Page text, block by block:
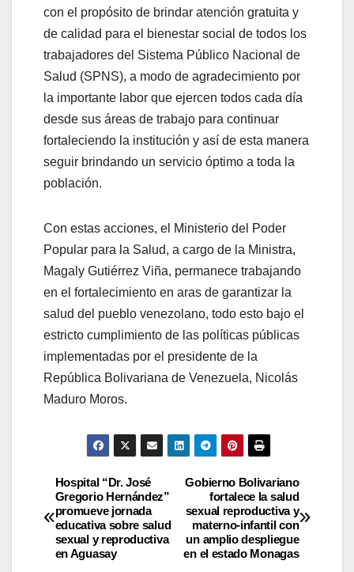
con el propósito de brindar atención gratuita y
de calidad para el bienestar social de todos los
trabajadores del Sistema Público Nacional de
Salud (SPNS), a modo de agradecimiento por
la importante labor que ejercen todos cada día
desde sus áreas de trabajo para continuar
fortaleciendo la institución y así de esta manera
seguir brindando un servicio óptimo a toda la
población.
Con estas acciones, el Ministerio del Poder
Popular para la Salud, a cargo de la Ministra,
Magaly Gutiérrez Viña, permanece trabajando
en el fortalecimiento en aras de garantizar la
salud del pueblo venezolano, todo esto bajo el
estricto cumplimiento de las políticas públicas
implementadas por el presidente de la
República Bolivariana de Venezuela, Nicolás
Maduro Moros.
Gobierno Bolivariano
fortalece la salud
sexual reproductiva y
materno-infantil con
un amplio despliegue
en el estado Monagas
Hospital “Dr. José
Gregorio Hernández”
promueve jornada
educativa sobre salud
sexual y reproductiva
en Aguasay